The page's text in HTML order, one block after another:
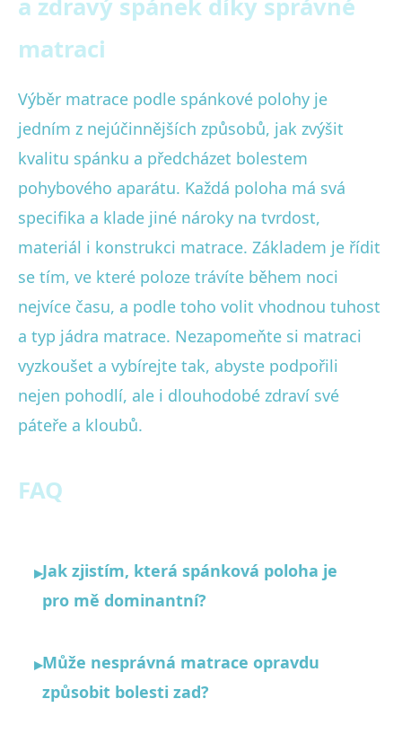
a zdravý spánek díky správné
matraci
Výběr matrace podle spánkové polohy je
jedním z nejúčinnějších způsobů, jak zvýšit
kvalitu spánku a předcházet bolestem
pohybového aparátu. Každá poloha má svá
specifika a klade jiné nároky na tvrdost,
materiál i konstrukci matrace. Základem je řídit
se tím, ve které poloze trávíte během noci
nejvíce času, a podle toho volit vhodnou tuhost
a typ jádra matrace. Nezapomeňte si matraci
vyzkoušet a vybírejte tak, abyste podpořili
nejen pohodlí, ale i dlouhodobé zdraví své
páteře a kloubů.
FAQ
▸Jak zjistím, která spánková poloha je
pro mě dominantní?
▸Může nesprávná matrace opravdu
způsobit bolesti zad?